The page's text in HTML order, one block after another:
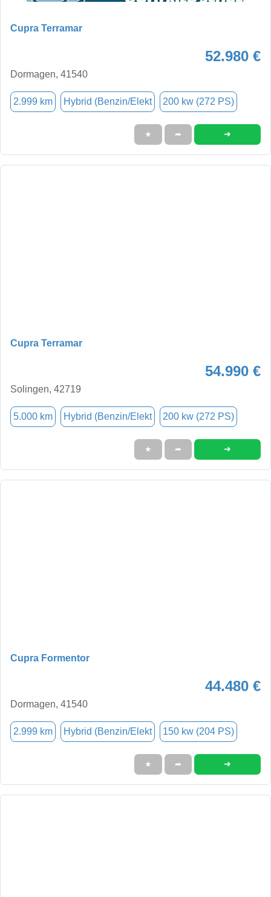
Cupra Terramar
52.980 €
Dormagen, 41540
2.999 km Hybrid (Benzin/Elekt 200 kw (272 PS)
★ ➦ ➜
Cupra Terramar
54.990 €
Solingen, 42719
5.000 km Hybrid (Benzin/Elekt 200 kw (272 PS)
★ ➦ ➜
Cupra Formentor
44.480 €
Dormagen, 41540
2.999 km Hybrid (Benzin/Elekt 150 kw (204 PS)
★ ➦ ➜